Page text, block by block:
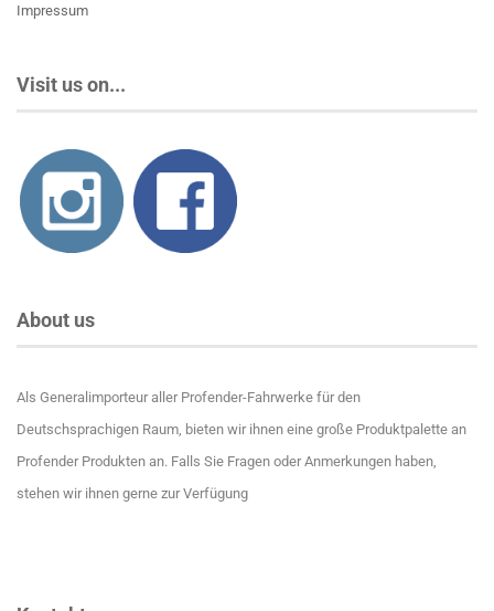
Impressum
Visit us on...
About us
Als Generalimporteur aller Profender-Fahrwerke für den
Deutschsprachigen Raum, bieten wir ihnen eine große Produktpalette an
Profender Produkten an. Falls Sie Fragen oder Anmerkungen haben,
stehen wir ihnen gerne zur Verfügung